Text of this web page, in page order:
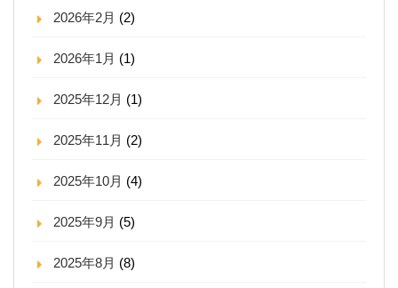
2026年2月 (2)
2026年1月 (1)
2025年12月 (1)
2025年11月 (2)
2025年10月 (4)
2025年9月 (5)
2025年8月 (8)